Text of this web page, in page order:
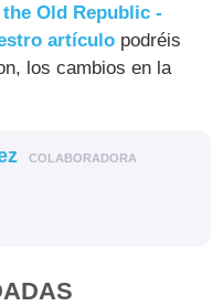
Old Republic -
artículo podréis
los cambios en la
COLABORADORA